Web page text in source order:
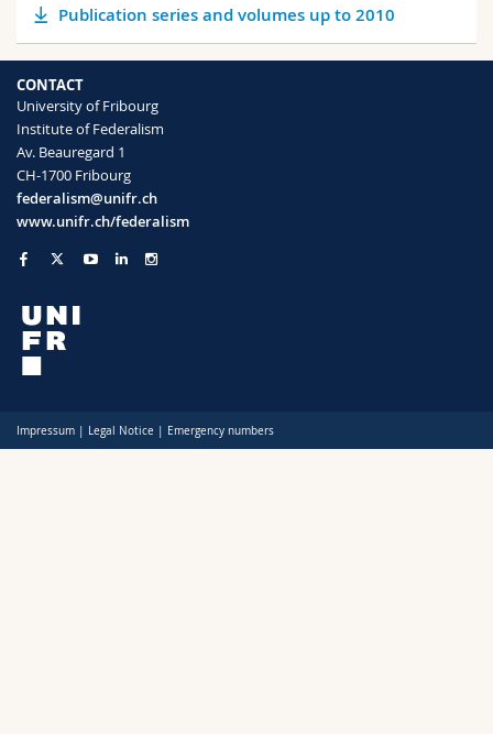
Publication series and volumes up to 2010
CONTACT
University of Fribourg
Institute of Federalism
Av. Beauregard 1
CH-1700 Fribourg
federalism@unifr.ch
www.unifr.ch/federalism
Impressum | Legal Notice | Emergency numbers